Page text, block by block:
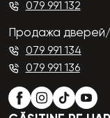
079 991 132
Продажа
079 991 134
079 991 136